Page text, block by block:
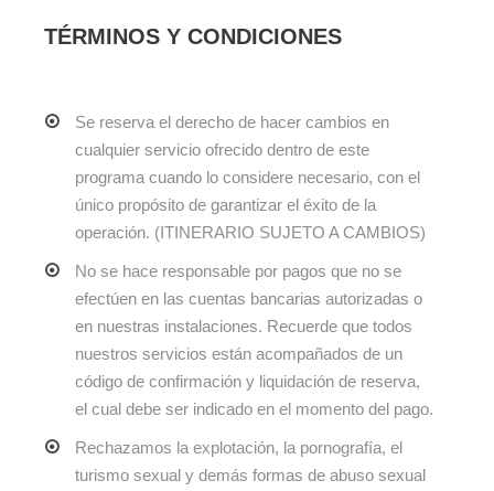
TÉRMINOS Y CONDICIONES
Se reserva el derecho de hacer cambios en
cualquier servicio ofrecido dentro de este
programa cuando lo considere necesario, con el
único propósito de garantizar el éxito de la
operación. (ITINERARIO SUJETO A CAMBIOS)
No se hace responsable por pagos que no se
efectúen en las cuentas bancarias autorizadas o
en nuestras instalaciones. Recuerde que todos
nuestros servicios están acompañados de un
código de confirmación y liquidación de reserva,
el cual debe ser indicado en el momento del pago.
Rechazamos la explotación, la pornografía, el
turismo sexual y demás formas de abuso sexual